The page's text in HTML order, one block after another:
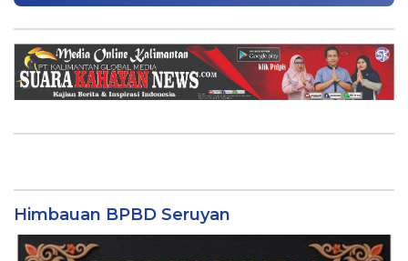
Himbauan BPBD Seruyan